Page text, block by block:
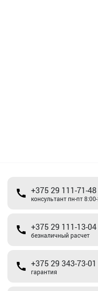
+375 29 111-71-48
консультант пн-пт
+375 29 111-13-04
безналичный расчет
+375 29 343-73-01
гарантия